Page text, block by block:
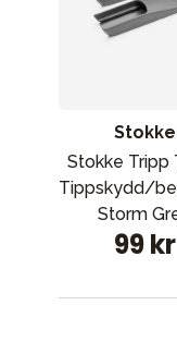
Stokke
Stokke Tripp
Tippskydd/
Storm
99 kr